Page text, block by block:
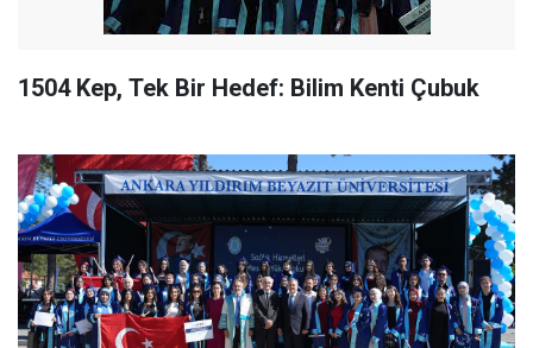
1504 Kep, Tek Bir Hedef: Bilim Kenti Çubuk